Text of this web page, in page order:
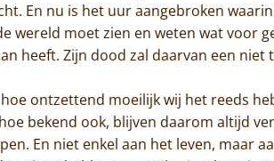
En nu is het uur aangebroken
wereld moet zien en weten wat voor
heeft. Zijn dood zal daarvan een
ontzettend moeilijk wij het reeds
bekend ook, blijven daarom altijd
En niet enkel aan het leven, maar